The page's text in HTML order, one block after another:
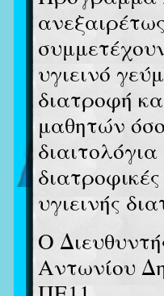
υγιεινό
διατροφή
μαθητών
υγιεινής
O
Αντωνίου